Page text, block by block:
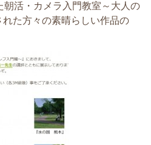
朝活・カメラ入門教室～大人の
た方々の素晴らしい作品の